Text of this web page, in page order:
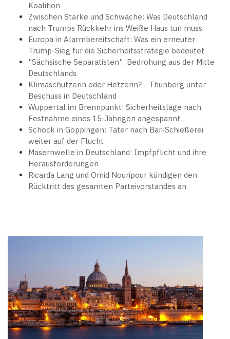
Koalition
Zwischen Stärke und Schwäche: Was Deutschland
nach Trumps Rückkehr ins Weiße Haus tun muss
Europa in Alarmbereitschaft: Was ein erneuter
Trump-Sieg für die Sicherheitsstrategie bedeutet
"Sächsische Separatisten": Bedrohung aus der Mitte
Deutschlands
Klimaschützerin oder Hetzerin? - Thunberg unter
Beschuss in Deutschland
Wuppertal im Brennpunkt: Sicherheitslage nach
Festnahme eines 15-Jährigen angespannt
Schock in Göppingen: Täter nach Bar-Schießerei
weiter auf der Flucht
Masernwelle in Deutschland: Impfpflicht und ihre
Herausforderungen
Ricarda Lang und Omid Nouripour kündigen den
Rücktritt des gesamten Parteivorstandes an